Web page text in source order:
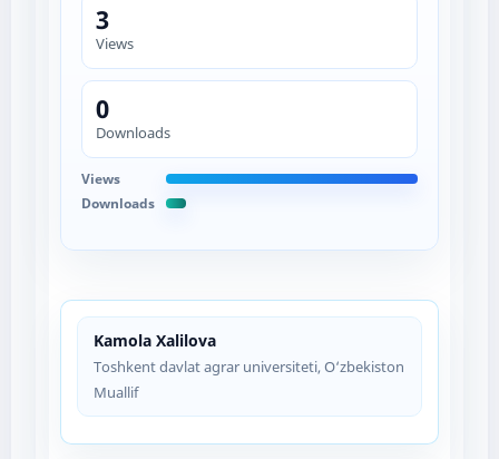
Kamola Xalilova
Toshkent davlat agrar universiteti, O‘zbekiston
Muallif
3
Views
0
Downloads
Views
Downloads